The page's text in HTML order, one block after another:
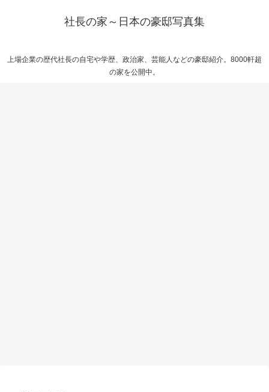
社長の家～日本の豪邸写真集
上場企業の歴代社長の自宅や学歴、政治家、芸能人などの豪邸紹介。8000軒超
の家を公開中。